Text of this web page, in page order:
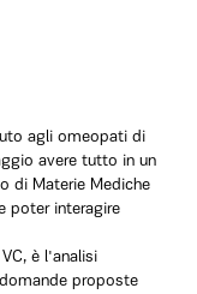
agli omeopati di
avere tutto in un
di Materie Mediche
poter interagire
è l'analisi
proposte